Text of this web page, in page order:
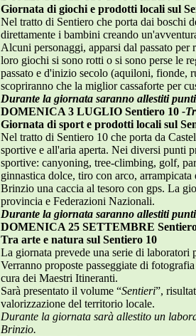
Giornata di giochi e prodotti locali sul
Nel tratto di Sentiero che porta dai boschi
direttamente i bambini creando
Alcuni personaggi, apparsi dal passato
loro giochi si sono rotti o si sono perse le
passato e d'inizio secolo (aquiloni, fionde,
scopriranno che la miglior cassaforte per
Durante la giornata saranno allestiti
DOMENICA 3 LUGLIO Sentiero 10 -
Giornata di sport e prodotti locali sul
Nel tratto di Sentiero 10 che porta da
sportive e all'aria aperta. Nei diversi punti
sportive: canyoning, tree-climbing, golf,
ginnastica dolce, tiro con arco,
Brinzio una caccia al tesoro con gps. La
provincia e Federazioni Nazionali.
Durante la giornata saranno allestiti
DOMENICA 25 SETTEMBRE
Tra arte e natura sul Sentiero 10
La giornata prevede una serie di laboratori
Verranno proposte passeggiate di
cura dei Maestri Itineranti.
Sarà presentato il volume “Sentieri”,
valorizzazione del territorio locale.
Durante la giornata sarà allestito un
Brinzio.